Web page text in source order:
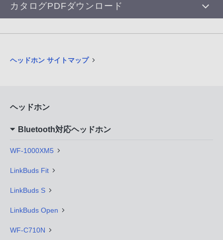
カタログPDFダウンロード
ヘッドホン サイトマップ
ヘッドホン
Bluetooth対応ヘッドホン
WF-1000XM5
LinkBuds Fit
LinkBuds S
LinkBuds Open
WF-C710N